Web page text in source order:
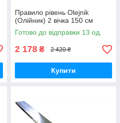
Правило рівень Olejnik
(Олійник) 2 вічка 150 см
Готово до відправки 13 од.
2 178 ₴ 2 420 ₴
Купити